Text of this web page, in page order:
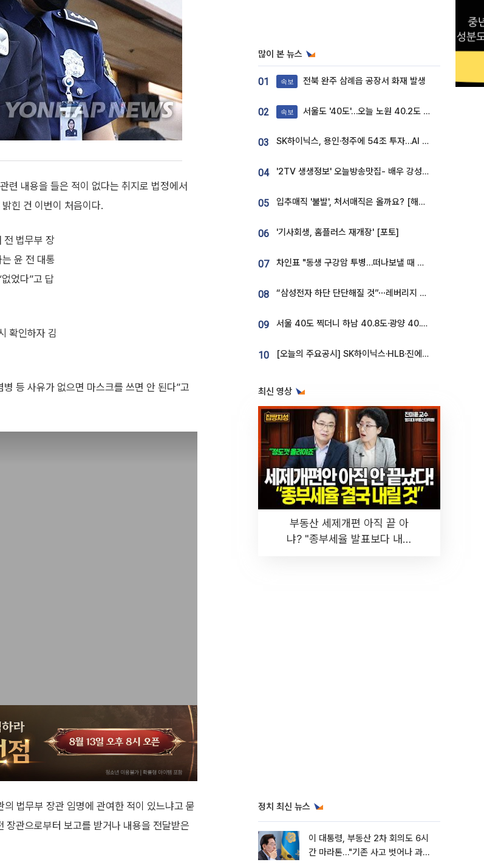
련 내용을 들은 적이 없다는 취지로 법정에서
힌 건 이번이 처음이다.
전 법무부 장
윤 전 대통
었다”고 답
확인하자 김
등 사유가 없으면 마스크를 쓰면 안 된다”고
법무부 장관 임명에 관여한 적이 있느냐고 묻
관으로부터 보고를 받거나 내용을 전달받은
많이 본 뉴스
01 속보 전북 완주 삼례읍 공장서 화재 발생
02 속보 서울도 '40도'…오늘 노원 40.2도 기록
03 SK하이닉스, 용인·청주에 54조 투자…AI 메모리 생산기지 키운다
04 '2TV 생생정보' 오늘방송맛집- 배우 강성진 단골! 쌀국수ㆍ푸팟퐁 커리 맛집 '블○○○'
05 입추매직 '불발', 처서매직은 올까요? [해시태그]
06 '기사회생, 홈플러스 재개장' [포토]
07 차인표 "동생 구강암 투병…떠나보낼 때 가장 힘들었다”
08 “삼성전자 하단 단단해질 것”⋯레버리지 규제에 쏠림 완화 [찐코노미]
09 서울 40도 찍더니 하남 40.8도·광양 40.2도…전국 '펄펄'
10 [오늘의 주요공시] SK하이닉스·HLB·진에어·포스코홀딩스·네이버·대우건설 등
최신 영상
부동산 세제개편 아직 끝 아
냐? "종부세율 발표보다 내릴
정치 최신 뉴스
이 대통령, 부동산 2차 회의도 6시
간 마라톤…"기존 사고 벗어나 과감